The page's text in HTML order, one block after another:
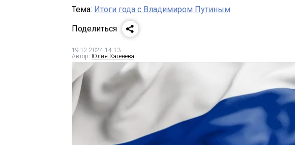
Тема: Итоги года с Владимиром Путиным
Поделиться
19.12.2024 14:13
Автор: Юлия Катенёва